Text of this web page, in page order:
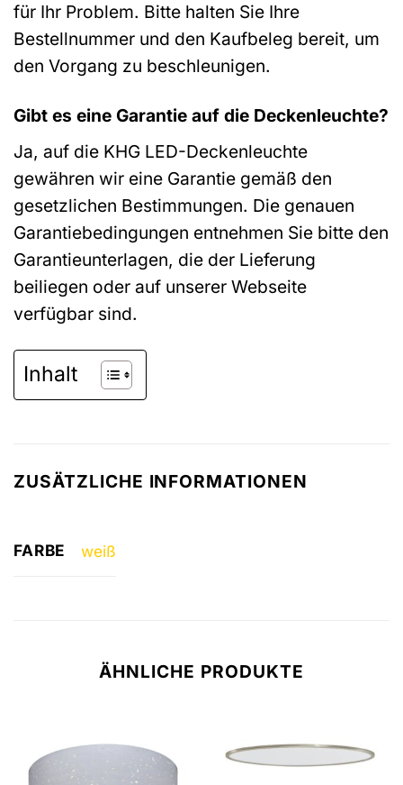
für Ihr Problem. Bitte halten Sie Ihre
Bestellnummer und den Kaufbeleg bereit, um
den Vorgang zu beschleunigen.
Gibt es eine Garantie auf die Deckenleuchte?
Ja, auf die KHG LED-Deckenleuchte
gewähren wir eine Garantie gemäß den
gesetzlichen Bestimmungen. Die genauen
Garantiebedingungen entnehmen Sie bitte den
Garantieunterlagen, die der Lieferung
beiliegen oder auf unserer Webseite
verfügbar sind.
Inhalt
ZUSÄTZLICHE INFORMATIONEN
FARBE weiß
ÄHNLICHE PRODUKTE